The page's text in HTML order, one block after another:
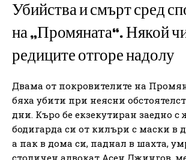
Убийства и смърт сред
на „Промяната“. Някой
редиците отгоре надолу
Двама от покровителите на
бяха убити при неясни
дни. Къро бе екзекутиран заедно с
бодигарда си от килъри с маски в
а пак в дома си, паднал в шахта,
столичен адвокат Асен Джингов,